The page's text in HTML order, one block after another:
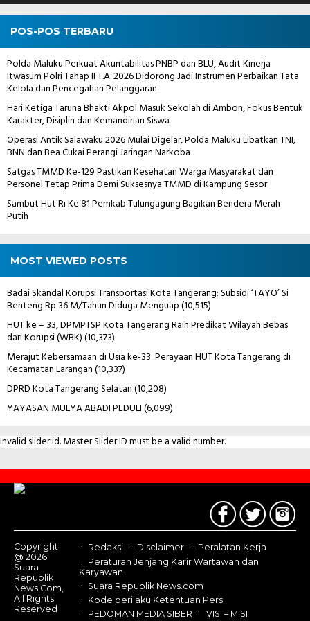
POS-POS TERBARU
Polda Maluku Perkuat Akuntabilitas PNBP dan BLU, Audit Kinerja
Itwasum Polri Tahap II T.A. 2026 Didorong Jadi Instrumen Perbaikan Tata
Kelola dan Pencegahan Pelanggaran
Hari Ketiga Taruna Bhakti Akpol Masuk Sekolah di Ambon, Fokus Bentuk
Karakter, Disiplin dan Kemandirian Siswa
Operasi Antik Salawaku 2026 Mulai Digelar, Polda Maluku Libatkan TNI,
BNN dan Bea Cukai Perangi Jaringan Narkoba
Satgas TMMD Ke-129 Pastikan Kesehatan Warga Masyarakat dan
Personel Tetap Prima Demi Suksesnya TMMD di Kampung Sesor
Sambut Hut Ri Ke 81 Pemkab Tulungagung Bagikan Bendera Merah
Putih
MOST VIEWED POSTS
Badai Skandal Korupsi Transportasi Kota Tangerang: Subsidi ‘TAYO’ Si
Benteng Rp 36 M/Tahun Diduga Menguap(10,515)
HUT ke – 33, DPMPTSP Kota Tangerang Raih Predikat Wilayah Bebas
dari Korupsi (WBK)(10,373)
Merajut Kebersamaan di Usia ke-33: Perayaan HUT Kota Tangerang di
Kecamatan Larangan(10,337)
DPRD Kota Tangerang Selatan(10,208)
YAYASAN MULYA ABADI PEDULI(6,099)
Invalid slider id. Master Slider ID must be a valid number.
Contact
Us
Copyright
@ 2026
Suara
Republik
News.Com,
All Rights
Reserved
Redaksi Disclaimer
Peralatan Kerja
Peraturan Jenjang Karir Wartawan dan
Karyawan
Suara Republik News.com
Kode perilaku Ketentuan Pers
PEDOMAN MEDIA SIBER
VISI – MISI